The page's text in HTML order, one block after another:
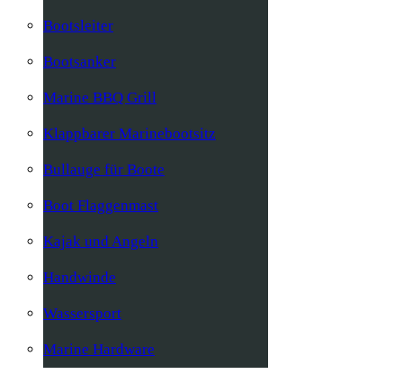
Bootsleiter
Bootsanker
Marine BBQ Grill
Klappbarer Marinebootsitz
Bullauge für Boote
Boot Flaggenmast
Kajak und Angeln
Handwinde
Wassersport
Marine Hardware